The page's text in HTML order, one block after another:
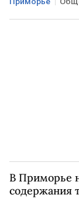
Владивосток
В Приморье
содержания